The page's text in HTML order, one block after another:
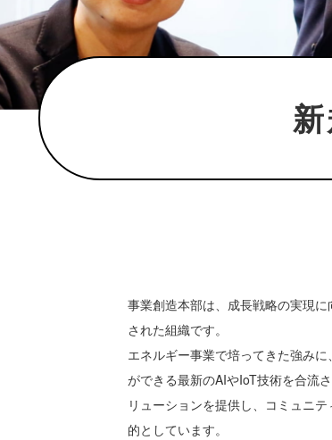
事業創造本部は、成長戦略の実現
された組織です。
エネルギー事業で培ってきた強み
ができる最新のAIやIoT技術を合流
リューションを提供し、コミュニ
的としています。